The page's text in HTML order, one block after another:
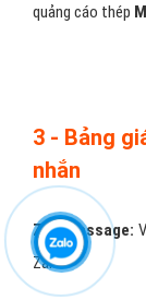
quảng cáo thép
3 - Bảng
nhắn
ZaloMessage:
Zalo